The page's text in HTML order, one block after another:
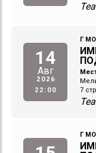
14
Авг
2026
22:00
Г
7
Г